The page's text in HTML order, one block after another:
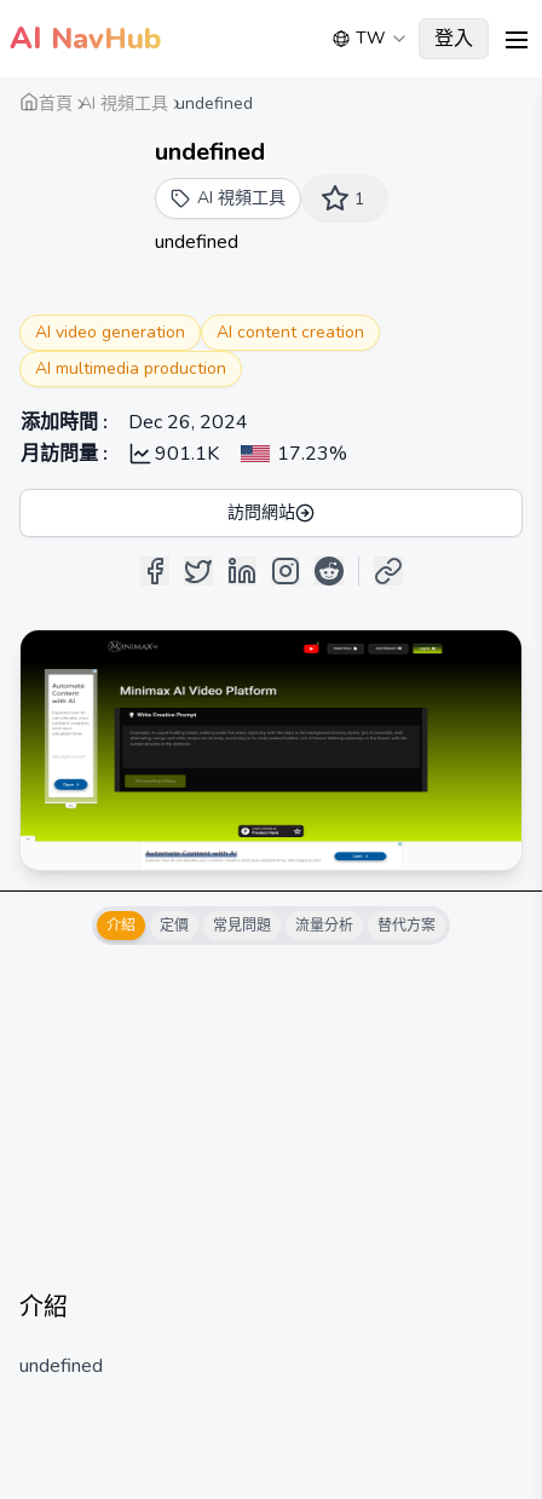
AI NavHub TW 登入
首頁 AI 視頻工具 undefined
undefined
AI 視頻工具 1
undefined
AI video generation
AI content creation
AI multimedia production
添加時間 :
Dec 26, 2024
月訪問量 : 901.1K 17.23%
訪問網站
介紹 定價 常見問題 流量分析 替代方案
介紹
undefined